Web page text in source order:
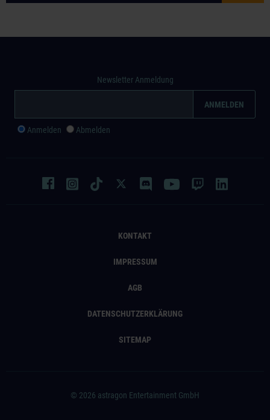
KONTAKT
IMPRESSUM
AGB
DATENSCHUTZERKLÄRUNG
SITEMAP
Newsletter Anmeldung
Anmelden Abmelden
© 2026 astragon Entertainment GmbH